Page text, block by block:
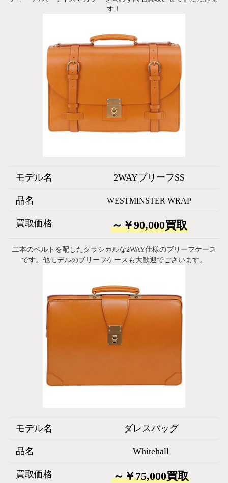
す！
モデル名 2WAYブリーフSS
品名 WESTMINSTER WRAP
買取価格 ～￥90,000買取
二本のベルトを配したクラシカルな2WAY仕様のブリーフケース
です。他モデルのブリーフケースも大歓迎でございます。
モデル名 ダレスバッグ
品名 Whitehall
買取価格 ～￥75,000買取